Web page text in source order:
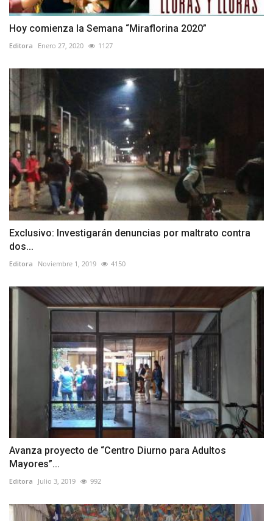
Hoy comienza la Semana “Miraflorina 2020”
Editora Enero 27, 2020 1127
Exclusivo: Investigarán denuncias por maltrato contra
dos...
Editora Noviembre 1, 2019 4150
Avanza proyecto de “Centro Diurno para Adultos
Mayores”...
Editora Julio 3, 2019 992